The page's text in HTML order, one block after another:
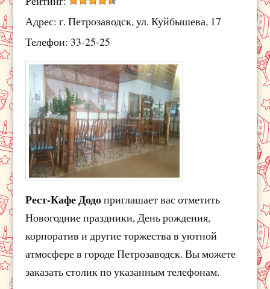
Адрес: г. Петрозаводск, ул. Куйбышева, 17
Телефон: 33-25-25
Рест-Кафе Додоприглашает вас отметить
Новогодние праздники, День рождения,
корпоратив и другие торжества в уютной
атмосфере в городе Петрозаводск. Вы можете
заказать столик по указанным телефонам.